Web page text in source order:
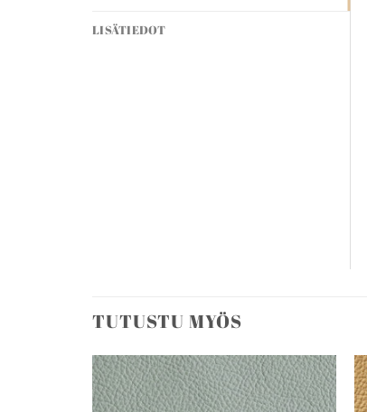
LISÄTIEDOT
TUTUSTU MYÖS